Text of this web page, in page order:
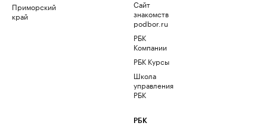
Приморский
край
Сайт
знакомств
podbor.ru
РБК
Компании
РБК Курсы
Школа
управления
РБК
РБК